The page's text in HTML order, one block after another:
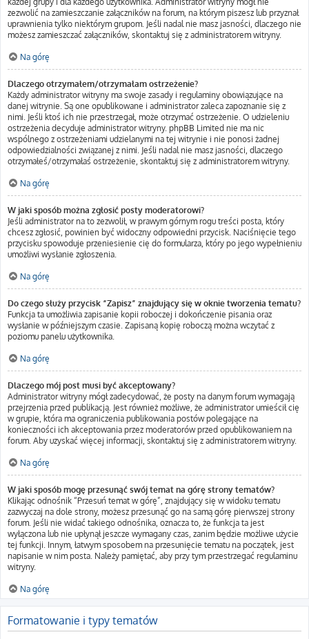
zezwolić na zamieszczanie załączników na forum, na którym piszesz lub przyznał
uprawnienia tylko niektórym grupom. Jeśli nadal nie masz jasności, dlaczego nie
możesz zamieszczać załączników, skontaktuj się z administratorem witryny.
Na górę
Dlaczego otrzymałem/otrzymałam ostrzeżenie?
Każdy administrator witryny ma swoje zasady i regulaminy obowiązujące na
danej witrynie. Są one opublikowane i administrator zaleca zapoznanie się z
nimi. Jeśli ktoś ich nie przestrzegał, może otrzymać ostrzeżenie. O udzieleniu
ostrzeżenia decyduje administrator witryny. phpBB Limited nie ma nic
wspólnego z ostrzeżeniami udzielanymi na tej witrynie i nie ponosi żadnej
odpowiedzialności związanej z nimi. Jeśli nadal nie masz jasności, dlaczego
otrzymałeś/otrzymałaś ostrzeżenie, skontaktuj się z administratorem witryny.
Na górę
W jaki sposób można zgłosić posty moderatorowi?
Jeśli administrator na to zezwolił, w prawym górnym rogu treści posta, który
chcesz zgłosić, powinien być widoczny odpowiedni przycisk. Naciśnięcie tego
przycisku spowoduje przeniesienie cię do formularza, który po jego wypełnieniu
umożliwi wysłanie zgłoszenia.
Na górę
Do czego służy przycisk “Zapisz” znajdujący się w oknie tworzenia tematu?
Funkcja ta umożliwia zapisanie kopii roboczej i dokończenie pisania oraz
wysłanie w późniejszym czasie. Zapisaną kopię roboczą można wczytać z
poziomu panelu użytkownika.
Na górę
Dlaczego mój post musi być akceptowany?
Administrator witryny mógł zadecydować, że posty na danym forum wymagają
przejrzenia przed publikacją. Jest również możliwe, że administrator umieścił cię
w grupie, która ma ograniczenia publikowania postów polegające na
konieczności ich akceptowania przez moderatorów przed opublikowaniem na
forum. Aby uzyskać więcej informacji, skontaktuj się z administratorem witryny.
Na górę
W jaki sposób mogę przesunąć swój temat na górę strony tematów?
Klikając odnośnik “Przesuń temat w górę”, znajdujący się w widoku tematu
zazwyczaj na dole strony, możesz przesunąć go na samą górę pierwszej strony
forum. Jeśli nie widać takiego odnośnika, oznacza to, że funkcja ta jest
wyłączona lub nie upłynął jeszcze wymagany czas, zanim będzie możliwe użycie
tej funkcji. Innym, łatwym sposobem na przesunięcie tematu na początek, jest
napisanie w nim posta. Należy pamiętać, aby przy tym przestrzegać regulaminu
witryny.
Na górę
Formatowanie i typy tematów